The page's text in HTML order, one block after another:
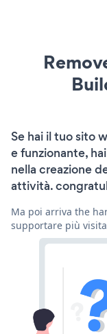
Se hai il tuo sito
e funzionante,
nella creazione
attività.
Ma poi arriva the
supportare più